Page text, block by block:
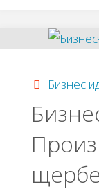
Бизнес